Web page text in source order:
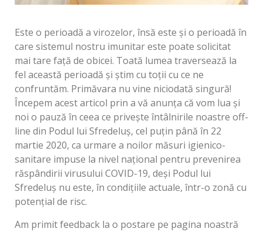
Este o perioadă a virozelor, însă este și o perioadă în
care sistemul nostru imunitar este poate solicitat
mai tare față de obicei. Toată lumea traversează la
fel această perioadă și știm cu toții cu ce ne
confruntăm. Primăvara nu vine niciodată singură!
Începem acest articol prin a vă anunța că vom lua și
noi o pauză în ceea ce privește întâlnirile noastre off-
line din Podul lui Sfredeluș, cel puțin până în 22
martie 2020, ca urmare a noilor măsuri igienico-
sanitare impuse la nivel național pentru prevenirea
răspândirii virusului COVID-19, deși Podul lui
Sfredeluș nu este, în condițiile actuale, într-o zonă cu
potențial de risc.
Am primit feedback la o postare pe pagina noastră